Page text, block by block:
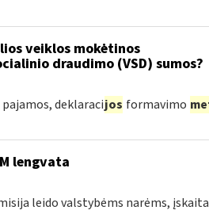
veiklos mokėtinos
draudimo (VSD) sumos?
deklaracijos formavimo
lengvata
leido valstybėms narėms,